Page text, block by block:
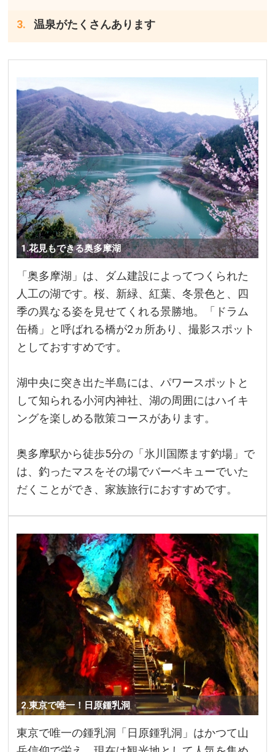
温泉がたくさんあります
1.花見もできる奥多摩湖
「奥多摩湖」は、ダム建設によってつくられた
人工の湖です。桜、新緑、紅葉、冬景色と、四
季の異なる姿を見せてくれる景勝地。「ドラム
缶橋」と呼ばれる橋が2ヵ所あり、撮影スポット
としておすすめです。
湖中央に突き出た半島には、パワースポットと
して知られる小河内神社、湖の周囲にはハイキ
ングを楽しめる散策コースがあります。
奥多摩駅から徒歩5分の「氷川国際ます釣場」で
は、釣ったマスをその場でバーベキューでいた
だくことができ、家族旅行におすすめです。
2.東京で唯一！日原鍾乳洞
東京で唯一の鍾乳洞「日原鍾乳洞」はかつて山